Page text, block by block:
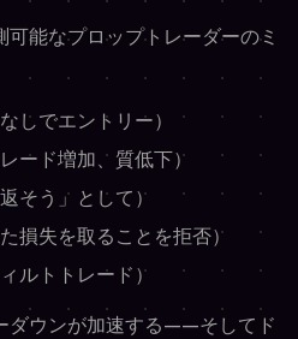
能なプロップトレーダーのミ
しでエントリー）
レード増加、質低下）
そう」として）
た損失を取ることを拒否）
ィルトトレード）
ダウンが加速する——そしてド